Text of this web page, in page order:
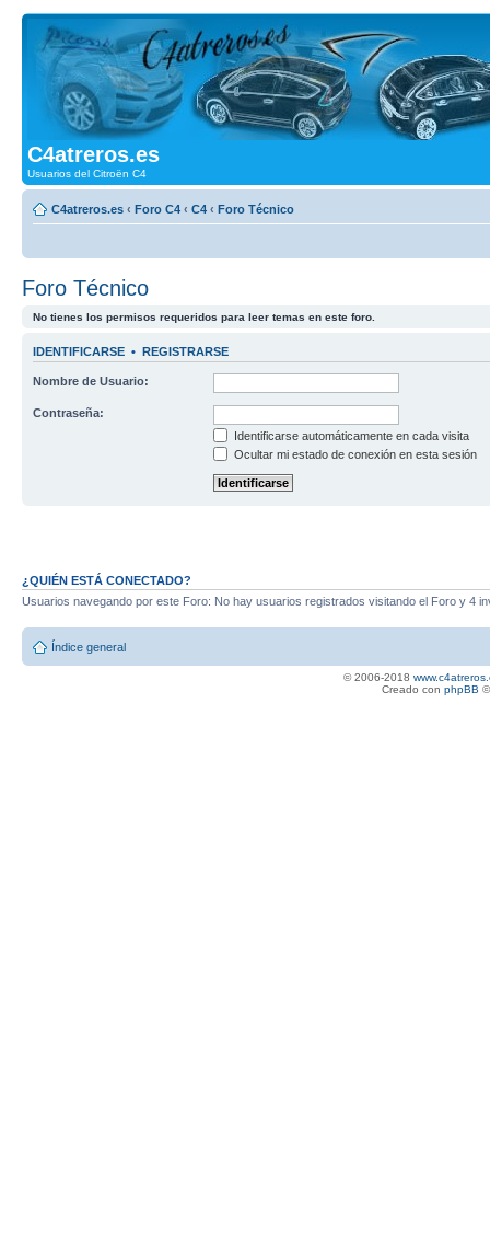
C4atreros.es
Usuarios del Citroën C4
C4atreros.es ‹ Foro C4 ‹ C4 ‹ Foro Técnico
Foro Técnico
No tienes los permisos requeridos para leer temas en este foro.
IDENTIFICARSE • REGISTRARSE
Nombre de Usuario:
Contraseña:
Identificarse automáticamente en cada visita
Ocultar mi estado de conexión en esta sesión
¿QUIÉN ESTÁ CONECTADO?
Usuarios navegando por este Foro: No hay usuarios registrados visitando el Foro y 4
Índice general
© 2006-2018
Creado con phpBB